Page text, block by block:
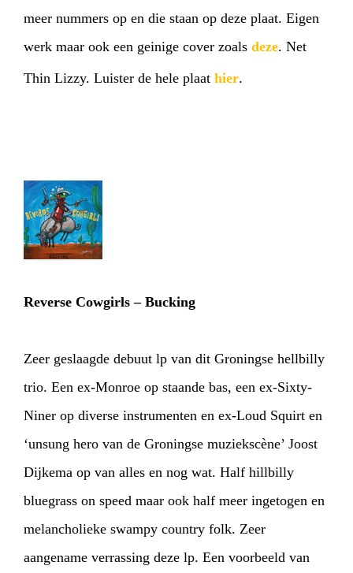
meer nummers op en die staan op deze plaat. Eigen
werk maar ook een geinige cover zoals deze. Net
Thin Lizzy. Luister de hele plaat hier.
Reverse Cowgirls – Bucking
Zeer geslaagde debuut lp van dit Groningse hellbilly
trio. Een ex-Monroe op staande bas, een ex-Sixty-
Niner op diverse instrumenten en ex-Loud Squirt en
‘unsung hero van de Groningse muziekscène’ Joost
Dijkema op van alles en nog wat. Half hillbilly
bluegrass on speed maar ook half meer ingetogen en
melancholieke swampy country folk. Zeer
aangename verrassing deze lp. Een voorbeeld van